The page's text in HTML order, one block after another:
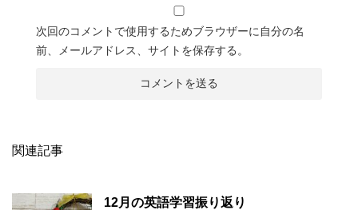
次回のコメントで使用するためブラウザーに自分の名
前、メールアドレス、サイトを保存する。
関連記事
12月の英語学習振り返り